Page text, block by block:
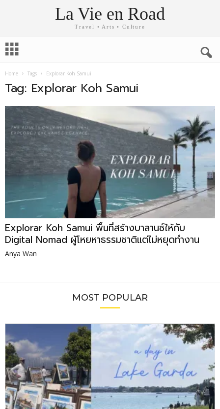
La Vie en Road
Travel • Arts • Culture
Home Tags Explorar Koh Samui
Tag: Explorar Koh Samui
Explorar Koh Samui พื้นที่สร้างบาลานซ์ให้กับ
Digital Nomad ผู้โหยหาธรรมชาติแต่ไม่หยุดทำงาน
Anya Wan
MOST POPULAR